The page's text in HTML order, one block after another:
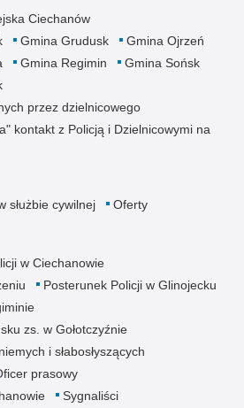
Ciechanów
Gmina Grudusk
Gmina Ojrzeń
Gmina Regimin
Gmina Sońsk
przez dzielnicowego
kontakt z Policją i Dzielnicowymi na
służbie cywilnej Oferty
w Ciechanowie
Posterunek Policji w Glinojecku
zs. w Gołotczyźnie
i słabosłyszących
prasowy
Sygnaliści